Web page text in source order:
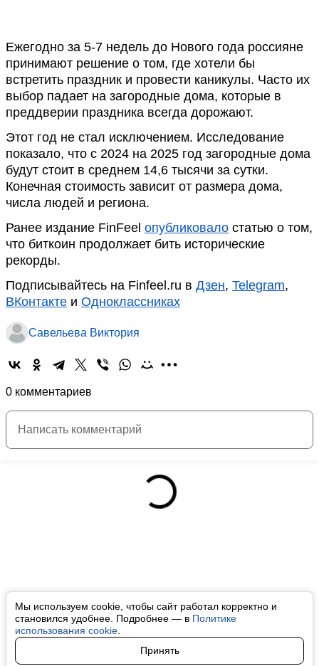
Мы используем cookie, чтобы сайт работал корректно и
становился удобнее. Подробнее — в Политике
использования cookie
Принять
Ежегодно за 5-7 недель до Нового года россияне
принимают решение о том, где хотели бы
встретить праздник и провести каникулы. Часто их
выбор падает на загородные дома, которые в
преддверии праздника всегда дорожают.
Этот год не стал исключением. Исследование
показало, что с 2024 на 2025 год загородные дома
будут стоит в среднем 14,6 тысячи за сутки.
Конечная стоимость зависит от размера дома,
числа людей и региона.
Ранее издание FinFeel опубликовало статью о том,
что биткоин продолжает бить исторические
рекорды.
Подписывайтесь на Finfeel.ru в Дзен, Telegram,
ВКонтакте и Одноклассниках
Савельева Виктория
0 комментариев